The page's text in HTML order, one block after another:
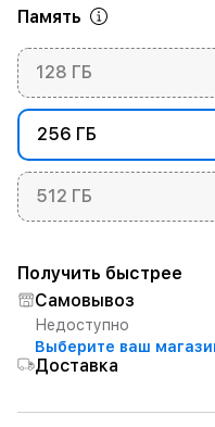
Память
128 ГБ
256 ГБ
512 ГБ
Получить быстрее
Самовывоз
Недоступно
Выберите ваш
Доставка